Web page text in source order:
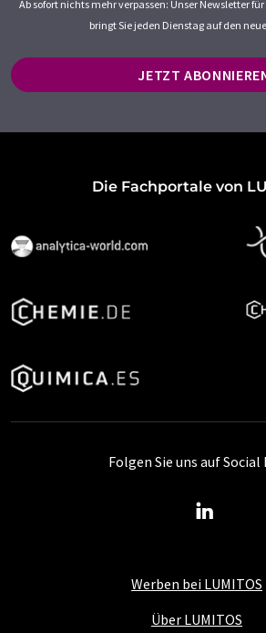
Ab sofort nichts mehr verpassen: Unser Newsletter
bringt Sie jeden Dienstag auf den
JETZT
Die Fachportale von
Werben bei LUMITOS
Über LUMITOS
Folgen Sie uns auf Social